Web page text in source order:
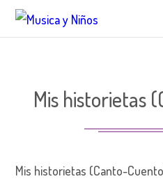
Mis historietas
Mis historietas (Canto-